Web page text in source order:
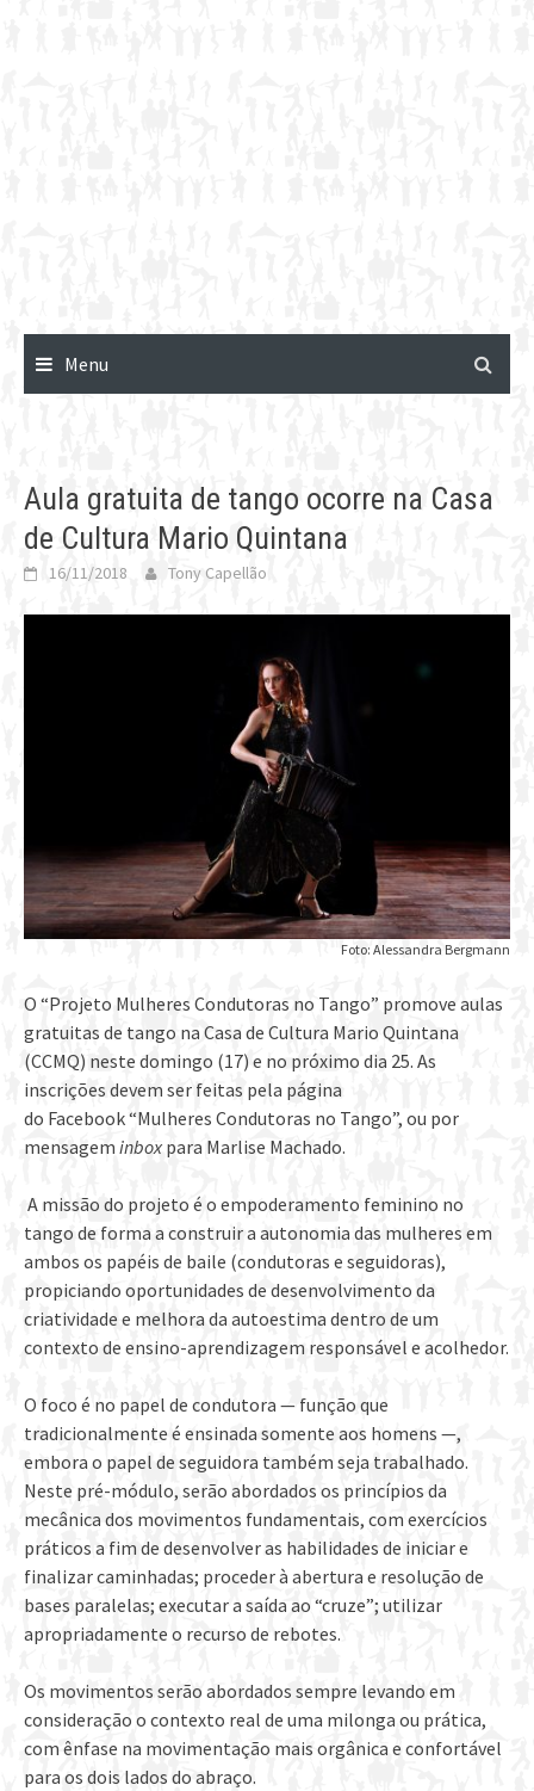
Menu
Aula gratuita de tango ocorre na Casa
de Cultura Mario Quintana
16/11/2018 Tony Capellão
Foto: Alessandra Bergmann
O “Projeto Mulheres Condutoras no Tango” promove aulas
gratuitas de tango na Casa de Cultura Mario Quintana
(CCMQ) neste domingo (17) e no próximo dia 25. As
inscrições devem ser feitas pela página
do Facebook “Mulheres Condutoras no Tango”, ou por
mensagem inboxpara Marlise Machado.
A missão do projeto é o empoderamento feminino no
tango de forma a construir a autonomia das mulheres em
ambos os papéis de baile (condutoras e seguidoras),
propiciando oportunidades de desenvolvimento da
criatividade e melhora da autoestima dentro de um
contexto de ensino-aprendizagem responsável e acolhedor.
O foco é no papel de condutora — função que
tradicionalmente é ensinada somente aos homens —,
embora o papel de seguidora também seja trabalhado.
Neste pré-módulo, serão abordados os princípios da
mecânica dos movimentos fundamentais, com exercícios
práticos a fim de desenvolver as habilidades de iniciar e
finalizar caminhadas; proceder à abertura e resolução de
bases paralelas; executar a saída ao “cruze”; utilizar
apropriadamente o recurso de rebotes.
Os movimentos serão abordados sempre levando em
consideração o contexto real de uma milonga ou prática,
com ênfase na movimentação mais orgânica e confortável
para os dois lados do abraço.